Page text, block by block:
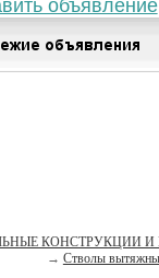
КОНСТРУКЦИИ И
→ Стволы